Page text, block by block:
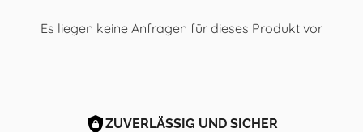
Es liegen keine Anfragen für dieses Produkt vor
ZUVERLÄSSIG UND SICHER